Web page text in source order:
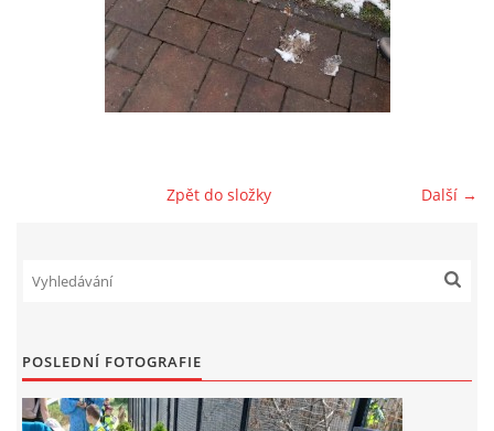
VÝCHOVNÝ PLÁN PÉČE
JAK PROBÍHÁ ADAPTACE V NAŠÍ DĚTSKÉ SKUPINĚ
FOTOALBUM
Další →
Zpět do složky
POSLEDNÍ FOTOGRAFIE